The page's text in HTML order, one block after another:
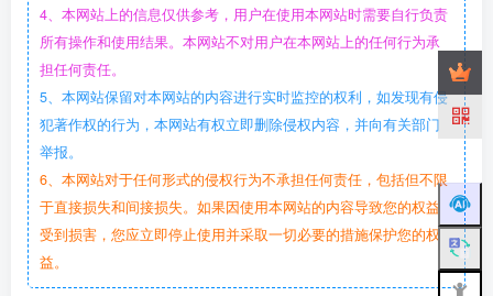
4、本网站上的信息仅供参考，用户在使用本网站时需要自行负责
所有操作和使用结果。本网站不对用户在本网站上的任何行为承
担任何责任。
5、本网站保留对本网站的内容进行实时监控的权利，如发现有侵
犯著作权的行为，本网站有权立即删除侵权内容，并向有关部门
举报。
6、本网站对于任何形式的侵权行为不承担任何责任，包括但不限
于直接损失和间接损失。如果因使用本网站的内容导致您的权益
受到损害，您应立即停止使用并采取一切必要的措施保护您的权
益。